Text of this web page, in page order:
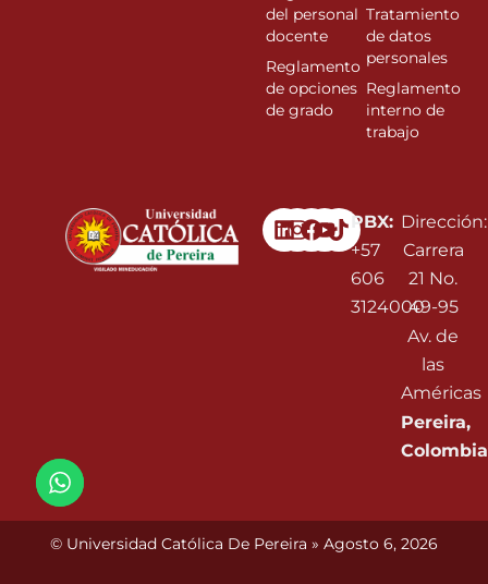
Linkedin
Instagram
Facebook
Youtube
PBX:
+57
606
3124000
Dirección:
Carrera
21 No.
49-95
Av. de
las
Américas
Pereira,
Colombia
del personal
docente
Reglamento
de opciones
de grado
Tratamiento
de datos
personales
Reglamento
interno de
trabajo
© Universidad Católica De Pereira » Agosto 6, 2026